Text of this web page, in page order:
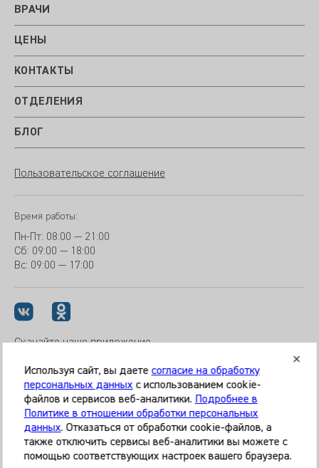
ВРАЧИ
ЦЕНЫ
КОНТАКТЫ
ОТДЕЛЕНИЯ
БЛОГ
Пользовательское соглашение
Время работы:
Пн-Пт: 08:00 — 21:00
Сб: 09:00 — 18:00
Вс: 09:00 — 17:00
Скачайте наше приложение
© 2026 Клиника «МЕДИКАЛ ОН ГРУП»
Все права защищены
Информация, представленная на сайте, является
Используя сайт, вы даете согласие на обработку
персональных данныхс использованием cookie-
файлов и сервисов веб-аналитики. Подробнее в
Политике в отношении обработки персональных
данных. Отказаться от обработки cookie-файлов, а
также отключить сервисы веб-аналитики вы можете с
помощью соответствующих настроек вашего браузера.